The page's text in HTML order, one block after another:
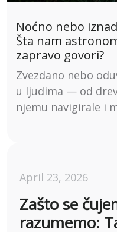
Noćno nebo
Šta nam
zapravo govori?
Zvezdano nebo
u ljudima — od
njemu navigirale i
April 23, 2026
Zašto se
razumemo: